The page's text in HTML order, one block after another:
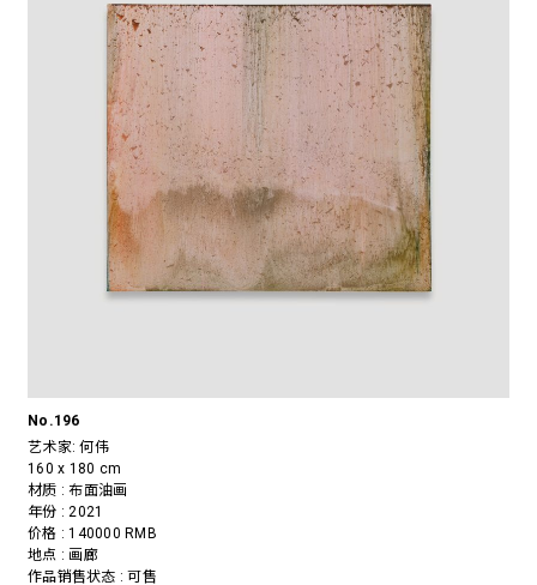
No.196
艺术家:何伟
160 x 180 cm
材质 : 布面油画
年份 : 2021
价格 : 140000 RMB
地点 : 画廊
作品销售状态 : 可售